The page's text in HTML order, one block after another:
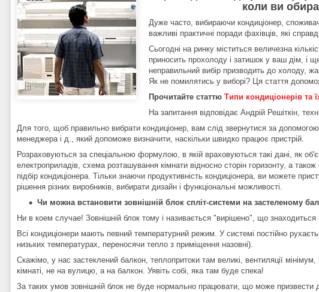
коли ви
Дуже часто, вибираючи кондиціонер,
важливі практичні поради фахівців, які
Сьогодні на ринку міститься величезна
приносить прохолоду і затишок у ваш дім, і
неправильний вибір призводить до холоду,
Як не помилятись у виборі? Ця стаття
Прочитайте статтю Типи кондиціонерів та
На запитання відповідає Андрій Решіткін,
Для того, щоб правильно вибрати кондиціонер, вам слід звернутися за
менеджера і д., який допоможе визначити, наскільки швидко працює пристрій.
Розраховуються за спеціальною формулою, в якій враховуються такі дані, як
електроприладів, схема розташування кімнати відносно сторін горизонту, а
підбір кондиціонера. Тільки знаючи продуктивність кондиціонера, ви можете
рішення різних виробників, вибирати дизайн і функціональні можливості.
Чи можна встановити зовнішній блок спліт-системи на застеленому
Ни в коем случае! Зовнішній блок тому і називається "вирішено", що знаходиться
Всі кондиціонери мають певний температурний режим. У системі постійно
низьких температурах, переносячи тепло з приміщення назовні).
Скажімо, у нас застеклений балкон, теплопритоки там великі, вентиляції
кімнаті, не на вулицю, а на балкон. Уявіть собі, яка там буде спека!
За таких умов зовнішній блок не буде нормально працювати, що може призвести